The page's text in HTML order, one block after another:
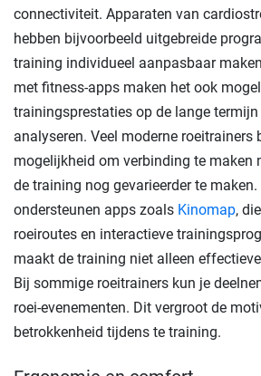
connectiviteit. Apparaten van
hebben bijvoorbeeld uitgebreide
training individueel aanpasbaar
met fitness-apps maken het ook
trainingsprestaties op de lange
analyseren. Veel moderne roeitrainers
mogelijkheid om verbinding te maken
de training nog gevarieerder te
ondersteunen apps zoals Kinomap,
roeiroutes en interactieve
maakt de training niet alleen
Bij sommige roeitrainers kun je
roei-evenementen. Dit vergroot de
betrokkenheid tijdens te training.